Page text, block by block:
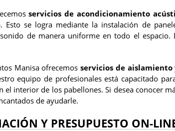
servicios de acondicionamiento
Esto se logra mediante la instalación de
de manera uniforme en todo el espacio.
Manisa ofrecemosservicios de
equipo de profesionales está capacitado
el interior de los pabellones. Si desea conocer
de ayudarle.
Y PRESUPUESTO ON-